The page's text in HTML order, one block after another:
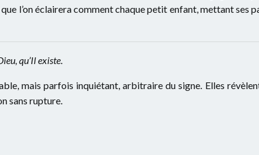
l’on éclairera comment chaque petit enfant, mettant ses
qu’Il existe
mais parfois inquiétant, arbitraire du signe. Elles
sans rupture.